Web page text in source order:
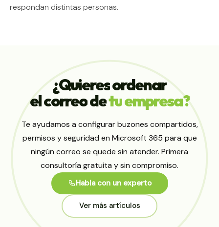
respondan distintas personas.
¿Quieresordenar
elcorreodetuempresa?
Te ayudamos a configurar buzones compartidos,
permisos y seguridad en Microsoft 365 para que
ningún correo se quede sin atender. Primera
consultoría gratuita y sin compromiso.
Habla con un experto
Ver más artículos